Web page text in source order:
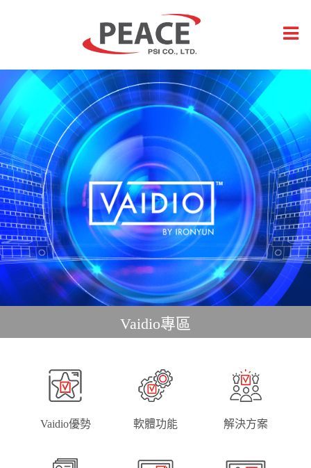
Vaidio專區
Vaidio優勢 軟體功能 解決方案